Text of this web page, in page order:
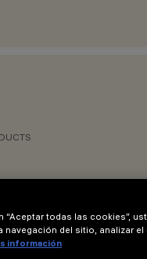
“Aceptar todas las cookies”,
navegación del sitio, analizar
información